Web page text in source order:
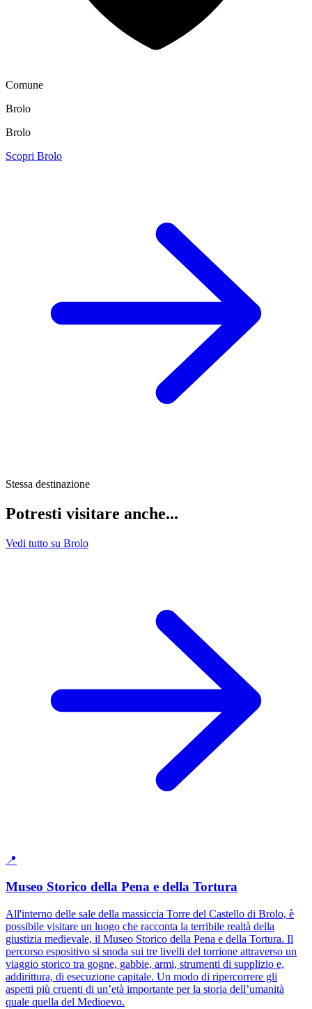
Comune
Brolo
Brolo
Scopri Brolo
Stessa destinazione
Potresti visitare anche...
Vedi tutto su Brolo
📍
Museo Storico della Pena e della Tortura
All'interno delle sale della massiccia Torre del Castello di Brolo, è
possibile visitare un luogo che racconta la terribile realtà della
giustizia medievale, il Museo Storico della Pena e della Tortura. Il
percorso espositivo si snoda sui tre livelli del torrione attraverso un
viaggio storico tra gogne, gabbie, armi, strumenti di supplizio e,
addirittura, di esecuzione capitale. Un modo di ripercorrere gli
aspetti più cruenti di un’età importante per la storia dell’umanità
quale quella del Medioevo.